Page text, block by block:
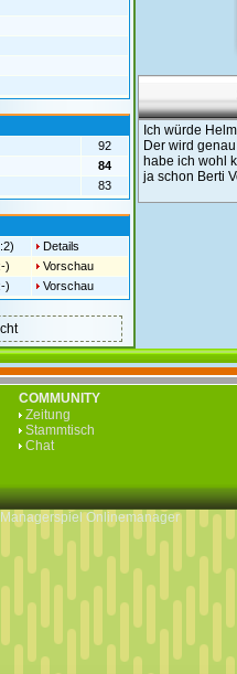
92
84
83
Details
)
Vorschau
) Vorschau
Ich würde
Der wird
habe ich wohl
ja schon Berti
COMMUNITY
Zeitung
Stammtisch
Chat
Managerspiel Onlinemanager